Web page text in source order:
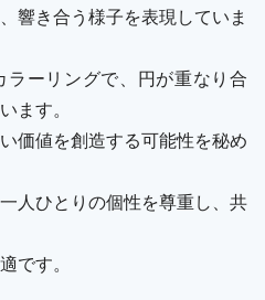
響き合う様子を表現していま
ーリングで、円が重なり合
ます。
価値を創造する可能性を秘め
人ひとりの個性を尊重し、共
です。